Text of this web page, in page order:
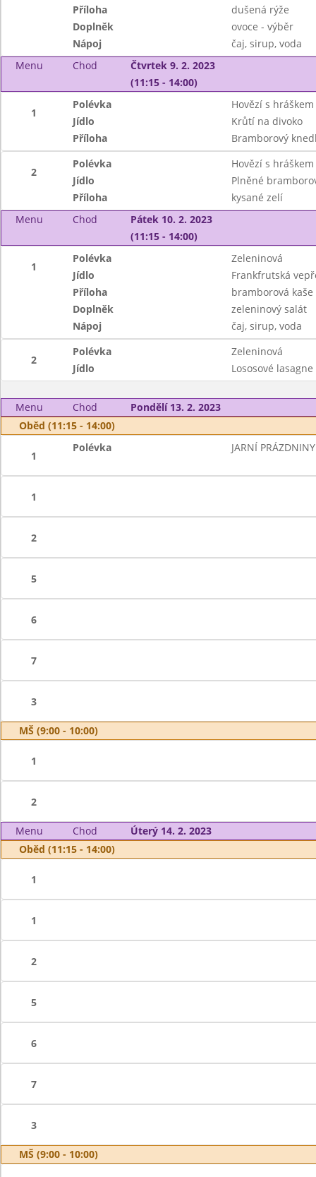
Příloha
dušená rýže
Doplněk
ovoce - výběr
Nápoj
čaj, sirup, voda
Menu
Chod
Čtvrtek 9. 2. 2023
(11:15 - 14:00)
1
Polévka
Hovězí s
Jídlo
Krůtí na divoko
Příloha
Bramborový
2
Polévka
Hovězí s
Jídlo
Plněné
Příloha
kysané zelí
Menu
Chod
Pátek 10. 2. 2023
(11:15 - 14:00)
1
Polévka
Zeleninová
Jídlo
Frankfrutská
Příloha
bramborová kaše
Doplněk
zeleninový salát
Nápoj
čaj, sirup, voda
2
Polévka
Zeleninová
Jídlo
Lososové lasagne
Menu Chod
Pondělí 13. 2. 2023
Oběd (11:15 - 14:00)
1
Polévka JARNÍ PRÁZDNINY
1
2
5
6
7
3
MŠ (9:00 - 10:00)
1
2
Menu Chod
Úterý 14. 2. 2023
Oběd (11:15 - 14:00)
1
1
2
5
6
7
3
MŠ (9:00 - 10:00)